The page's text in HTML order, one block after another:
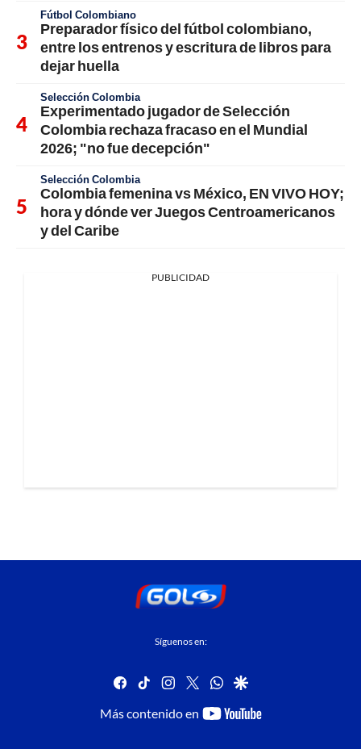
Fútbol Colombiano
Preparador físico del fútbol colombiano,
entre los entrenos y escritura de libros para
dejar huella
Selección Colombia
Experimentado jugador de Selección
Colombia rechaza fracaso en el Mundial
2026; "no fue decepción"
Selección Colombia
Colombia femenina vs México, EN VIVO HOY;
hora y dónde ver Juegos Centroamericanos
y del Caribe
PUBLICIDAD
Síguenos en:
facebook
tiktok instagram
twitterwhatsapp
google
Más contenido en
youtube-